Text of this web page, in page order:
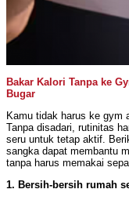
Bakar Kalori Tanpa ke
Bugar
Kamu tidak harus ke gym
Tanpa disadari, rutinitas
seru untuk tetap aktif.
sangka dapat membantu
tanpa harus memakai
1. Bersih-bersih rumah